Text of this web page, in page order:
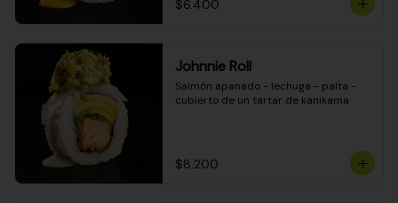
$6.400
Johnnie Roll
Salmón apanado - lechuga - palta -
cubierto de un tartar de kanikama
$8.200